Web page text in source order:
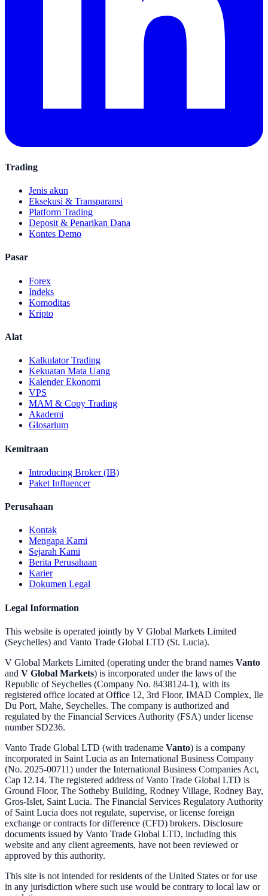
Trading
Jenis akun
Eksekusi & Transparansi
Platform Trading
Deposit & Penarikan Dana
Kontes Demo
Pasar
Forex
Indeks
Komoditas
Kripto
Alat
Kalkulator Trading
Kekuatan Mata Uang
Kalender Ekonomi
VPS
MAM & Copy Trading
Akademi
Glosarium
Kemitraan
Introducing Broker (IB)
Paket Influencer
Perusahaan
Kontak
Mengapa Kami
Sejarah Kami
Berita Perusahaan
Karier
Dokumen Legal
Legal Information
This website is operated jointly by V Global Markets Limited
(Seychelles) and Vanto Trade Global LTD (St. Lucia).
V Global Markets Limited (operating under the brand names Vanto
and V Global Markets) is incorporated under the laws of the
Republic of Seychelles (Company No. 8438124-1), with its
registered office located at Office 12, 3rd Floor, IMAD Complex, Ile
Du Port, Mahe, Seychelles. The company is authorized and
regulated by the Financial Services Authority (FSA) under license
number SD236.
Vanto Trade Global LTD (with tradename Vanto) is a company
incorporated in Saint Lucia as an International Business Company
(No. 2025-00711) under the International Business Companies Act,
Cap 12.14. The registered address of Vanto Trade Global LTD is
Ground Floor, The Sotheby Building, Rodney Village, Rodney Bay,
Gros-Islet, Saint Lucia. The Financial Services Regulatory Authority
of Saint Lucia does not regulate, supervise, or license foreign
exchange or contracts for difference (CFD) brokers. Disclosure
documents issued by Vanto Trade Global LTD, including this
website and any client agreements, have not been reviewed or
approved by this authority.
This site is not intended for residents of the United States or for use
in any jurisdiction where such use would be contrary to local law or